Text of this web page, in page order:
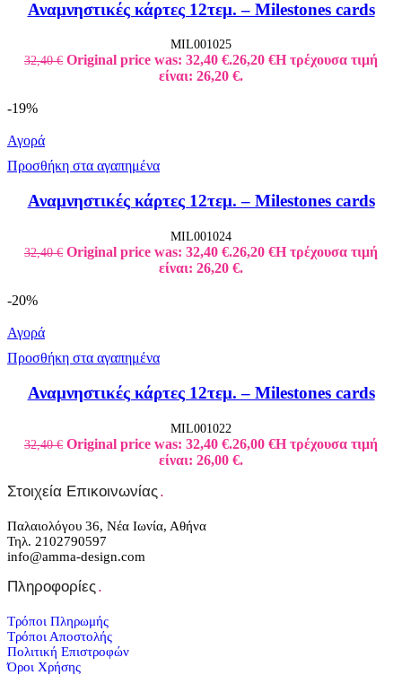
Αναμνηστικές κάρτες 12τεμ. – Milestones cards
MIL001025
32,40€ Original price was: 32,40 €.26,20 €Η τρέχουσα τιμή
είναι: 26,20 €.
-19%
Αγορά
Προσθήκη στα αγαπημένα
Αναμνηστικές κάρτες 12τεμ. – Milestones cards
MIL001024
32,40€ Original price was: 32,40 €.26,20 €Η τρέχουσα τιμή
είναι: 26,20 €.
-20%
Αγορά
Προσθήκη στα αγαπημένα
Αναμνηστικές κάρτες 12τεμ. – Milestones cards
MIL001022
32,40€ Original price was: 32,40 €.26,00 €Η τρέχουσα τιμή
είναι: 26,00 €.
Στοιχεία Επικοινωνίας.
Παλαιολόγου 36, Νέα Ιωνία, Αθήνα
Τηλ. 2102790597
info@amma-design.com
Πληροφορίες.
Τρόποι Πληρωμής
Τρόποι Αποστολής
Πολιτική Επιστροφών
Όροι Χρήσης